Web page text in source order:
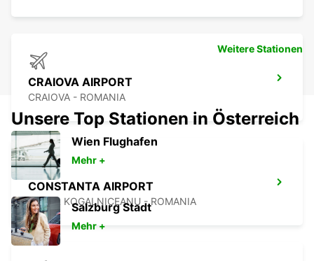
CRAIOVA AIRPORT
CRAIOVA - ROMANIA
CONSTANTA AIRPORT
MIHAIL KOGALNICEANU - ROMANIA
Weitere Stationen
Unsere Top Stationen in Österreich
Wien Flughafen
Mehr +
Salzburg Stadt
Mehr +